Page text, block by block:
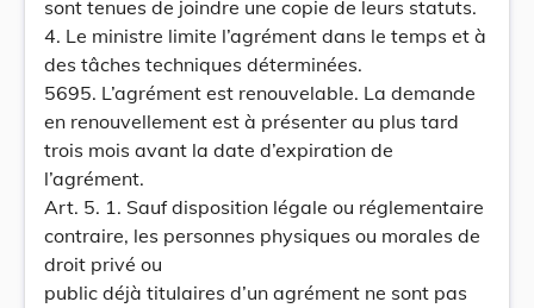
sont tenues de joindre une copie de leurs statuts.
4. Le ministre limite l’agrément dans le temps et à
des tâches techniques déterminées.
5695. L’agrément est renouvelable. La demande
en renouvellement est à présenter au plus tard
trois mois avant la date d’expiration de
l’agrément.
Art. 5. 1. Sauf disposition légale ou réglementaire
contraire, les personnes physiques ou morales de
droit privé ou
public déjà titulaires d’un agrément ne sont pas